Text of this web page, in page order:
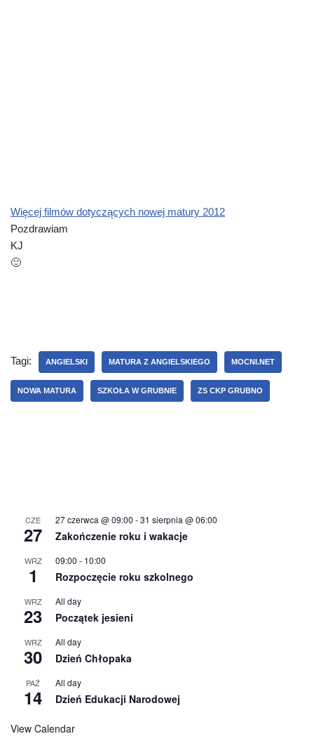
Więcej filmów dotyczących nowej matury 2012
Pozdrawiam
KJ
🙂
Tagi: ANGIELSKI MATURA Z ANGIELSKIEGO MOCNI.NET
NOWA MATURA SZKOŁA W GRUBNIE ZS CKP GRUBNO
CZE
27
27 czerwca @ 09:00 -31 sierpnia @ 06:00
Zakończenie roku i wakacje
WRZ
1
09:00 - 10:00
Rozpoczęcie roku szkolnego
WRZ
23
All day
Początek jesieni
WRZ
30
All day
Dzień Chłopaka
PAŹ
14
All day
Dzień Edukacji Narodowej
View Calendar